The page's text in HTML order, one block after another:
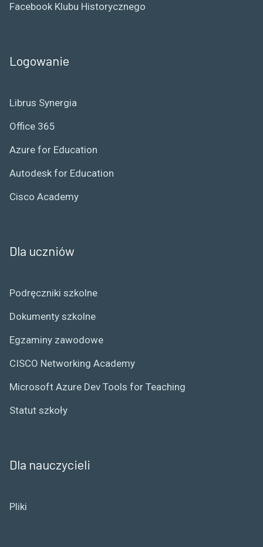
Facebook Klubu Historycznego
Logowanie
Librus Synergia
Office 365
Azure for Education
Autodesk for Education
Cisco Academy
Dla uczniów
Podręczniki szkolne
Dokumenty szkolne
Egzaminy zawodowe
CISCO Networking Academy
Microsoft Azure Dev Tools for Teaching
Statut szkoły
Dla nauczycieli
Pliki